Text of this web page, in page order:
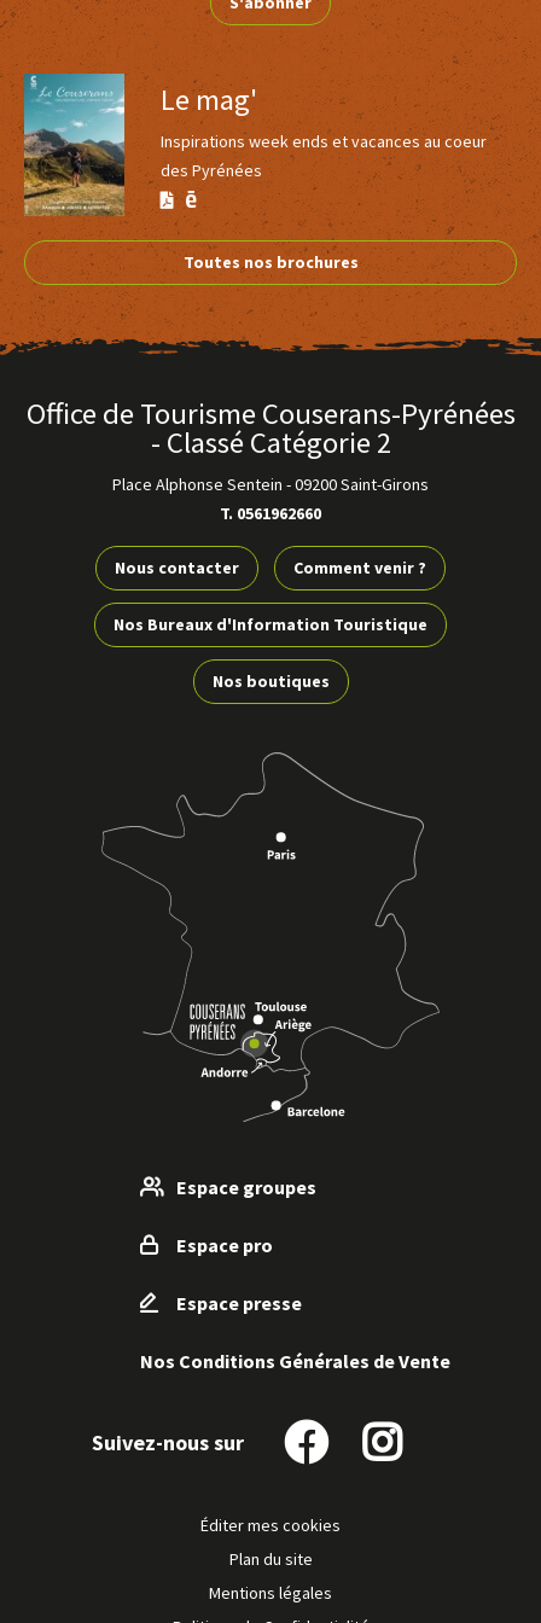
Le mag'
Inspirations week ends et vacances au coeur
des Pyrénées
Version
PDF
Version
Calaméo
Toutes nos brochures
Office de Tourisme Couserans-Pyrénées
- Classé Catégorie 2
Place Alphonse Sentein -09200 Saint-Girons
T. 0561962660
Nous contacter Comment venir ?
Nos Bureaux d'Information Touristique
Nos boutiques
Espace groupes
Espace pro
Espace presse
Nos Conditions Générales de Vente
Suivez-nous sur
Suivez-
sur
Suivez-
Éditer mes cookies
Plan du site
Mentions légales